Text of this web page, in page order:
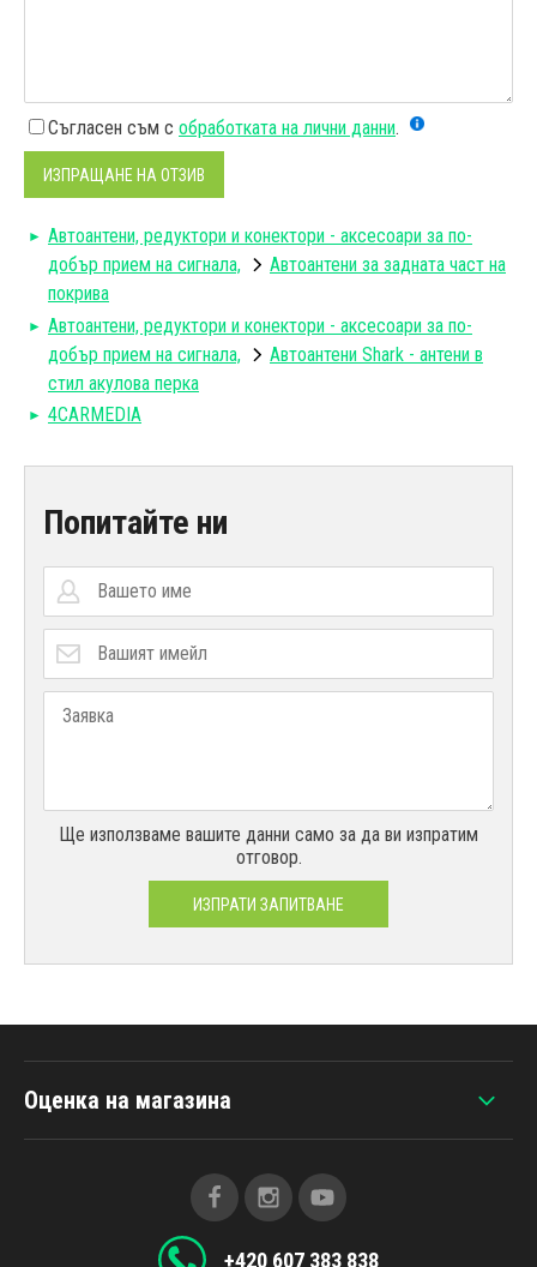
Съгласен съм с обработката на лични данни.
ИЗПРАЩАНЕ НА ОТЗИВ
Автоантени, редуктори и конектори - аксесоари за по-
добър прием на сигнала,
Автоантени за задната част на
покрива
Автоантени, редуктори и конектори - аксесоари за по-
добър прием на сигнала,
Автоантени Shark - антени в
стил акулова перка
4CARMEDIA
Попитайте ни
Ще използваме вашите данни само за да ви изпратим
отговор.
ИЗПРАТИ ЗАПИТВАНЕ
Оценка на магазина
+420 607 383 838